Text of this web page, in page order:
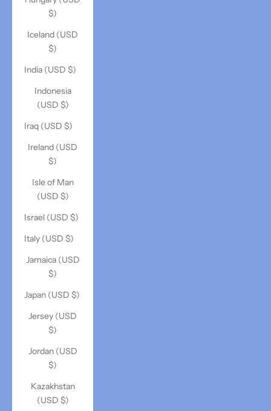
$)
Iceland (USD
$)
India (USD $)
Indonesia
(USD $)
Iraq (USD $)
Ireland (USD
$)
Isle of Man
(USD $)
Israel (USD $)
Italy (USD $)
Jamaica (USD
$)
Japan (USD $)
Jersey (USD
$)
Jordan (USD
$)
Kazakhstan
(USD $)